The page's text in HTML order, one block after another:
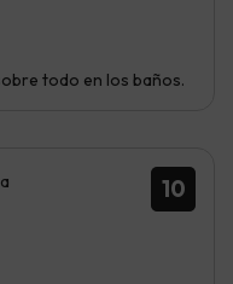
todo en los baños.
10